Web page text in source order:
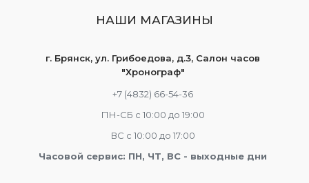
НАШИ МАГАЗИНЫ
г. Брянск, ул. Грибоедова, д.3, Салон часов
"Хронограф"
+7 (4832) 66-54-36
ПН-СБ с 10:00 до 19:00
ВС с 10:00 до 17:00
Часовой сервис: ПН, ЧТ, ВС - выходные дни